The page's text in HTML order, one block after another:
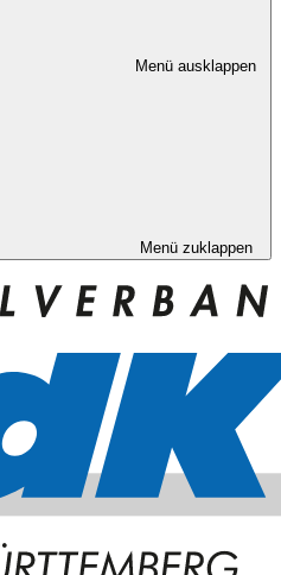
Menü ausklappen
Menü zuklappen